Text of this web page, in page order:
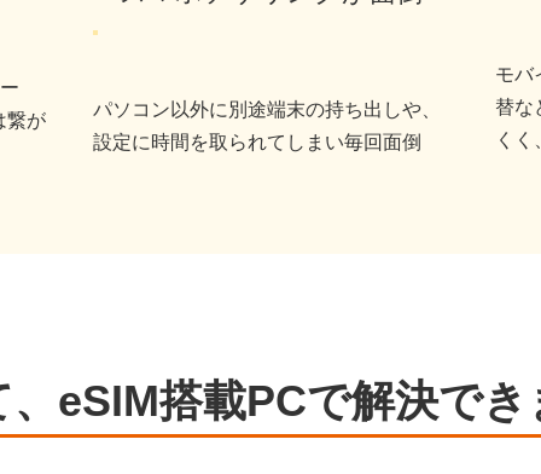
繋が
パソコン以外に別途端末の持ち出しや、
設定に時間を取られてしまい毎回面倒
モバ
替な
く
、eSIM搭載PCで解決でき